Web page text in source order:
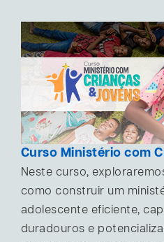
Curso Ministério com
Neste curso,
como construir um
adolescente eficiente,
duradouros e